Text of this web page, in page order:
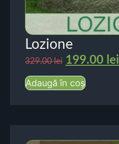
Lozione
329.00lei 199.00 lei
Adaugă în coș